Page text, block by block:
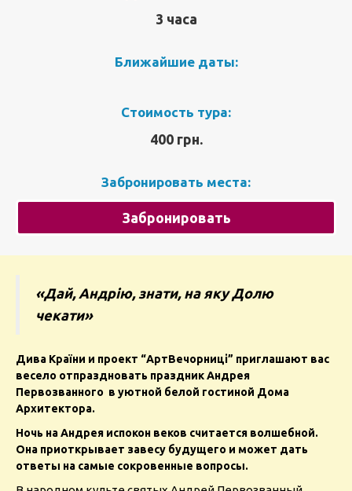
3 часа
Ближайшие даты:
Стоимость тура:
400 грн.
Забронировать места:
Забронировать
«Дай, Андрію, знати, на яку Долю
чекати»
Дива Країни и проект “АртВечорниці” приглашают вас
весело отпраздновать праздник Андрея
Первозванного в уютной белой гостиной Дома
Архитектора.
Ночь на Андрея испокон веков считается волшебной.
Она приоткрывает завесу будущего и может дать
ответы на самые сокровенные вопросы.